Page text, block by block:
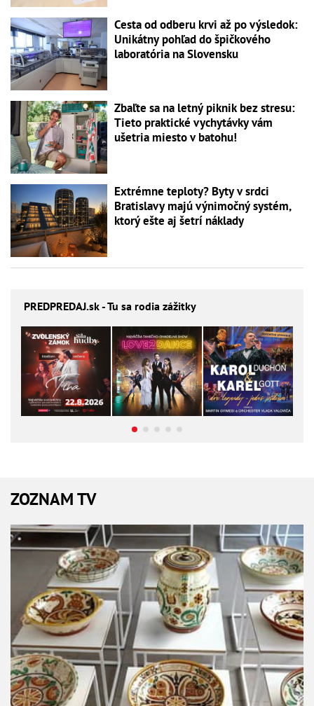
Cesta od odberu krvi až po výsledok:
Unikátny pohľad do špičkového
laboratória na Slovensku
Zbaľte sa na letný piknik bez stresu:
Tieto praktické vychytávky vám
ušetria miesto v batohu!
Extrémne teploty? Byty v srdci
Bratislavy majú výnimočný systém,
ktorý ešte aj šetrí náklady
PREDPREDAJ.sk - Tu sa rodia zážitky
ZOZNAM TV